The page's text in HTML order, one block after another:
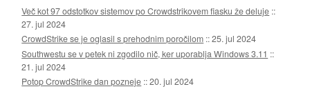
Več kot 97 odstotkov sistemov po Crowdstrikovem fiasku že deluje ::
27. jul 2024
CrowdStrike se je oglasil s prehodnim poročilom ::25. jul 2024
Southwestu se v petek ni zgodilo nič, ker uporablja Windows 3.11 ::
21. jul 2024
Potop CrowdStrike dan pozneje ::20. jul 2024